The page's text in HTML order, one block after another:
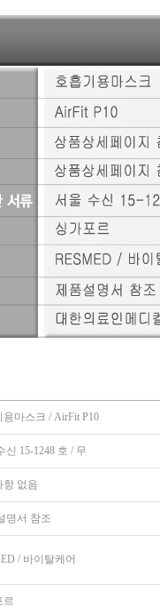
용마스크 / AirFit P10
신 15-1248 호 / 무
항 없음
명서 참조
/ 바이탈케어
르